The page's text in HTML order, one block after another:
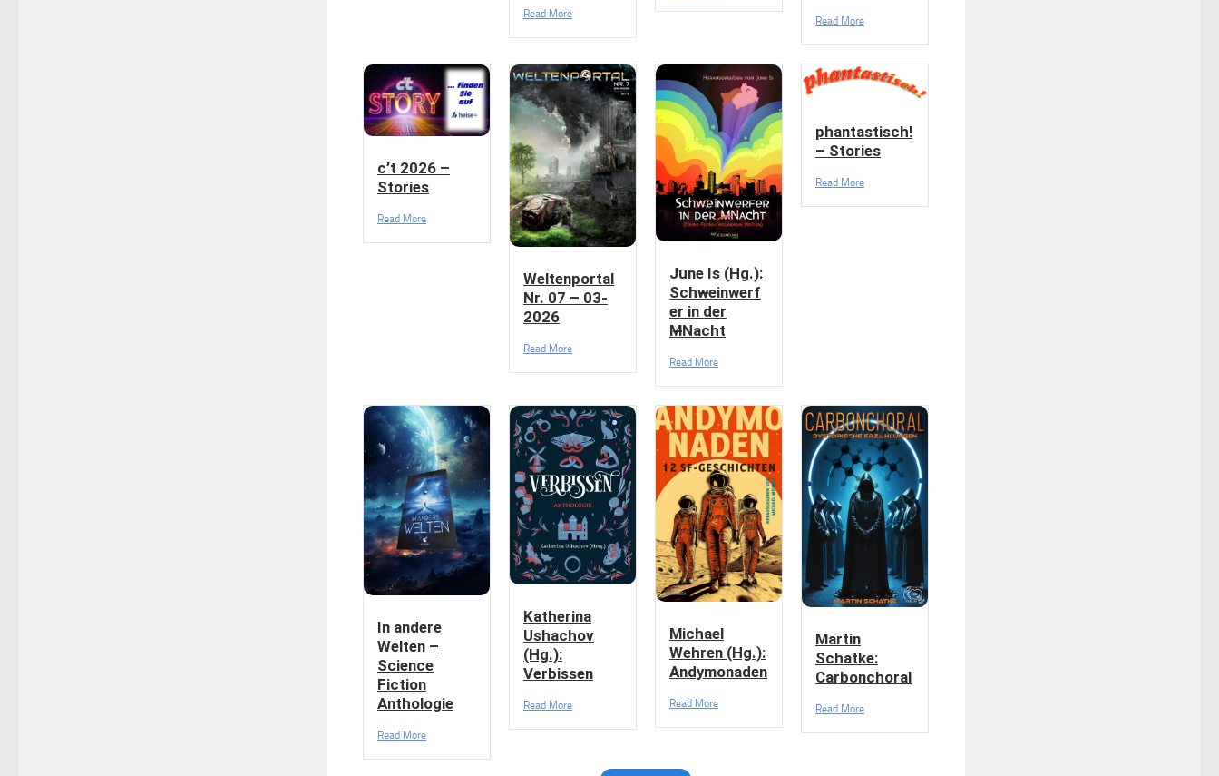
Read More
Read More
c’t 2026 –
Stories
Read More
Weltenportal
Nr. 07 – 03-
2026
Read More
June Is (Hg.):
Schw̶einwerf
er in der
M̶Nacht
Read More
phantastisch!
– Stories
Read More
In andere
Welten –
Science
Fiction
Anthologie
Read More
Katherina
Ushachov
(Hg.):
Verbissen
Read More
Michael
Wehren (Hg.):
Andymonaden
Read More
Martin
Schatke:
Carbonchoral
Read More